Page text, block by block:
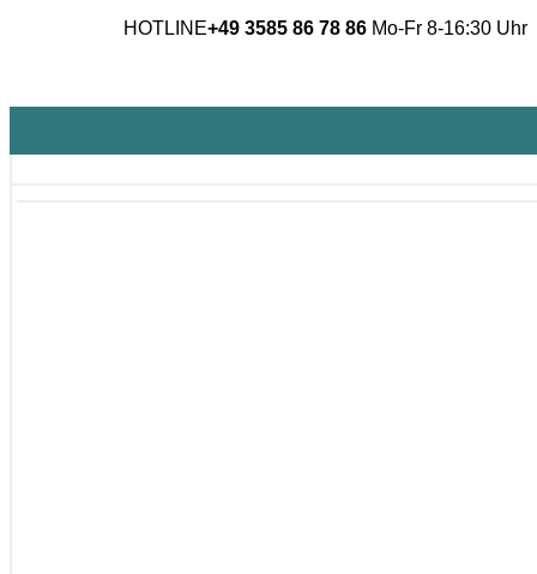
HOTLINE+49 3585 86 78 86 Mo-Fr 8-16:30 Uhr